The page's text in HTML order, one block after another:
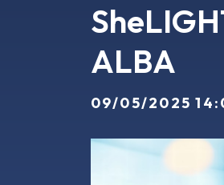
ALBA
09/05/2025